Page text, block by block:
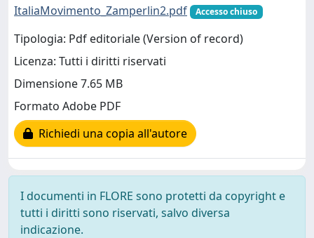
ItaliaMovimento_Zamperlin2.pdf
Accesso chiuso
Tipologia: Pdf editoriale (Version of record)
Licenza: Tutti i diritti riservati
Dimensione 7.65 MB
Formato Adobe PDF
Richiedi una copia all'autore
I documenti in FLORE sono protetti da copyright e
tutti i diritti sono riservati, salvo diversa
indicazione.